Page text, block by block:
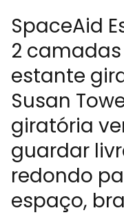
SpaceAid
2
estante
Susan
giratória
guardar
redondo
espaço,